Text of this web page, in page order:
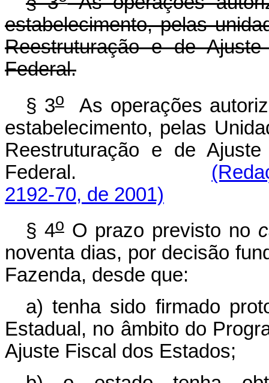
estabelecimento, pelas
Reestruturação e de
Federal.
§ 3oAs operações
estabelecimento, pelas
Reestruturação e de
Federal.
2192-70, de 2001)
§ 4oO prazo previsto no
noventa dias, por decisão
Fazenda, desde que:
a) tenha sido firmado
Estadual, no âmbito do
Ajuste Fiscal dos Estados;